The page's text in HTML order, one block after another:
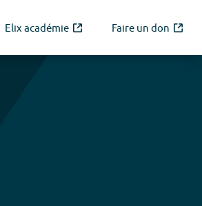
Elix académie Faire un don